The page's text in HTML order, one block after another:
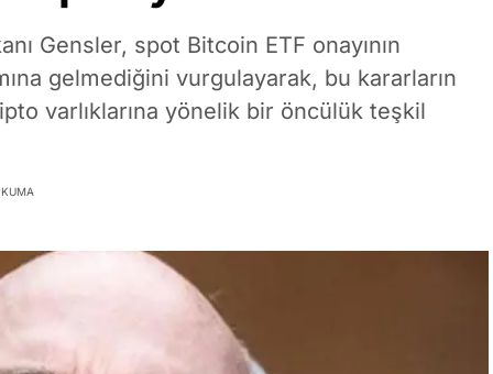
Gensler, spot Bitcoin ETF onayının
gelmediğini vurgulayarak, bu kararların
varlıklarına yönelik bir öncülük teşkil